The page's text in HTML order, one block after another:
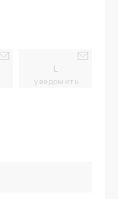
L
уведомить